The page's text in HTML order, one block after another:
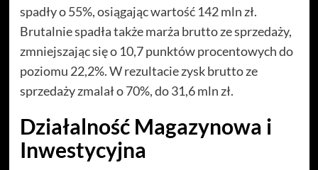
spadły o 55%, osiągając wartość 142 mln zł.
Brutalnie spadła także marża brutto ze sprzedaży,
zmniejszając się o 10,7 punktów procentowych do
poziomu 22,2%. W rezultacie zysk brutto ze
sprzedaży zmalał o 70%, do 31,6 mln zł.
Działalność Magazynowa i
Inwestycyjna